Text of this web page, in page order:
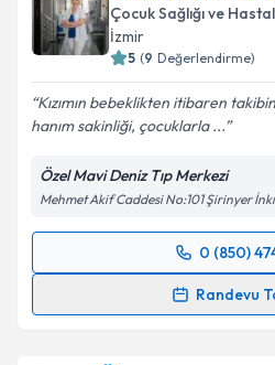
Çocuk Sağlığı ve
İzmir
5 (9 Değerlendirme)
Kızımın bebeklikten itibaren
hanım sakinliği, çocuklarla ...
Özel Mavi Deniz Tıp Merkezi
Mehmet Akif Caddesi No:101 Şirinyer
0 (850)
Randevu
Randevu Takvimi